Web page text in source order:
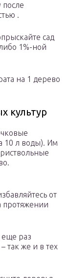
после
.
сад
1%-ной
на 1 дерево
культур
10 л воды). Им
от
протяжении
еще раз
так же и в тех